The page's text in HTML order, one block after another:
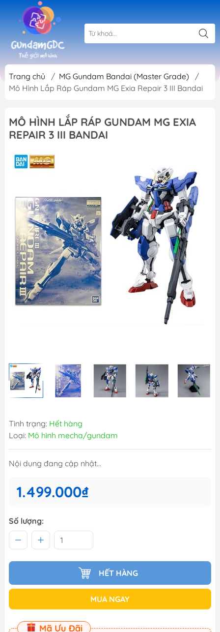
Trang chủ / MG Gundam Bandai (Master Grade)
/
Mô Hình Lắp Ráp Gundam MG Exia Repair 3 III Bandai
MÔ HÌNH LẮP RÁP GUNDAM MG EXIA
REPAIR 3 III BANDAI
Tình trạng: Hết hàng
Loại: Mô hình mecha/gundam
Nội dung đang cập nhật...
1.499.000₫
Số lượng:
HẾT HÀNG
MUA NGAY
Mã Ưu Đãi